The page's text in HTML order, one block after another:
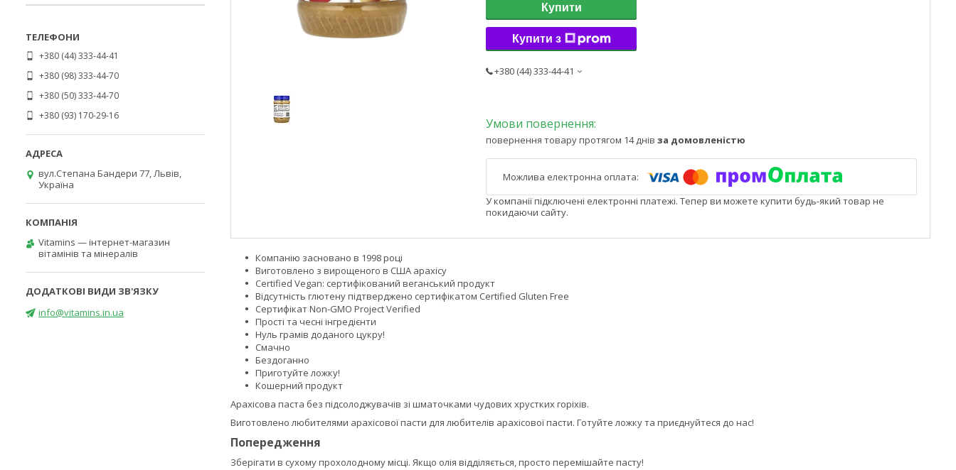
Купити
Купити з
+380 (44) 333-44-41
повернення товару протягом 14 днів за домовленістю
У компанії підключені електронні платежі. Тепер ви можете купити будь-який товар не
покидаючи сайту.
Компанію засновано в 1998 році
Виготовлено з вирощеного в США арахісу
Certified Vegan: сертифікований веганський продукт
Відсутність глютену підтверджено сертифікатом Certified Gluten Free
Сертифікат Non-GMO Project Verified
Прості та чесні інгредієнти
Нуль грамів доданого цукру!
Смачно
Бездоганно
Приготуйте ложку!
Кошерний продукт
Арахісова паста без підсолоджувачів зі шматочками чудових хрустких горіхів.
Виготовлено любителями арахісової пасти для любителів арахісової пасти. Готуйте ложку та приєднуйтеся до нас!
Попередження
Зберігати в сухому прохолодному місці. Якщо олія відділяється, просто перемішайте пасту!
+380 (44) 333-44-41
+380 (98) 333-44-70
+380 (50) 333-44-70
+380 (93) 170-29-16
вул.Степана Бандери 77, Львів,
Україна
Vitamins — інтернет-магазин
вітамінів та мінералів
info@vitamins.in.ua